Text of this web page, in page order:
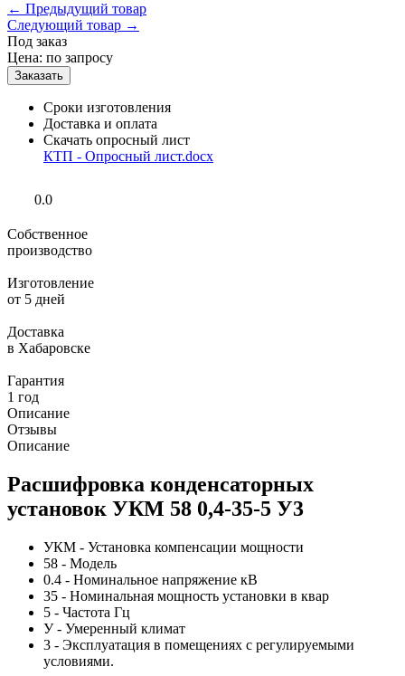
← Предыдущий товар
Следующий товар →
Под заказ
Цена: по запросу
Сроки изготовления
Доставка и оплата
Скачать опросный лист
КТП - Опросный лист.docx
0.0
Собственное
производство
Изготовление
от 5 дней
Доставка
в Хабаровске
Гарантия
1 год
Описание
Отзывы
Описание
Расшифровка конденсаторных
установок УКМ 58 0,4-35-5 У3
УКМ - Установка компенсации мощности
58 - Модель
0.4 - Номинальное напряжение кВ
35 - Номинальная мощность установки в квар
5 - Частота Гц
У - Умеренный климат
3 - Эксплуатация в помещениях с регулируемыми
условиями.